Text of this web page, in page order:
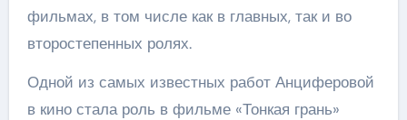
фильмах, в том числе как в главных, так и во
второстепенных ролях.
Одной из самых известных работ Анциферовой
в кино стала роль в фильме «Тонкая грань»